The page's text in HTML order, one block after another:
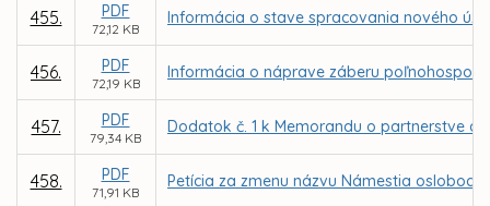
455. PDF
72,12 KB
Informácia o stave spracovania nového
456. PDF
72,19 KB
Informácia o náprave záberu
457. PDF
79,34 KB
Dodatok č. 1 k Memorandu o partnerstve a
458. PDF
71,91 KB
Petícia za zmenu názvu Námestia